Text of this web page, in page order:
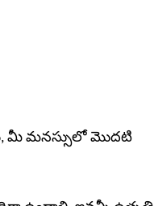
మీ మనస్సులో మొదటి